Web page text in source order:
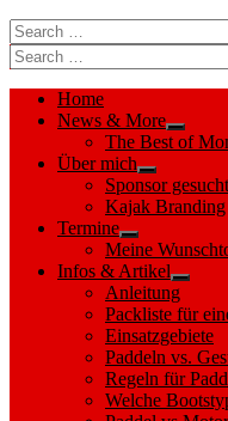
Search
for:
Search
for:
Home
News & More
Show
sub
The Best of
Über mich
Show
sub
menu
Sponsor
Kajak Branding
Termine
Show
sub
menu
Meine
Infos & Artikel
Show
sub
menu
Anleitung
Packliste für
Einsatzgebiete
Paddeln vs.
Regeln für
Welche